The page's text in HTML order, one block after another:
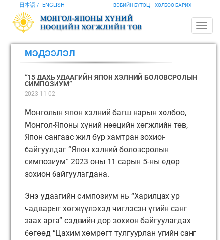
ВЭБИЙН БҮТЭЦ ХОЛБОО БАРИХ
日本語 ENGLISH
МЭДЭЭЛЭЛ
“15 ДАХЬ УДААГИЙН ЯПОН ХЭЛНИЙ БОЛОВСРОЛЫН
СИМПОЗИУМ”
2023-11-02
Монголын япон хэлний багш нарын холбоо,
Монгол-Японы хүний нөөцийн хөгжлийн төв,
Япон сангаас жил бүр хамтран зохион
байгуулдаг “Япон хэлний боловсролын
симпозиум” 2023 оны 11 сарын 5-ны өдөр
зохион байгуулагдана.
Энэ удаагийн симпозиум нь “Харилцах ур
чадварыг хөгжүүлэхэд чиглэсэн үгийн санг
заах арга” сэдвийн дор зохион байгуулагдах
бөгөөд “Цахим хөмрөгт тулгуурлан үгийн санг